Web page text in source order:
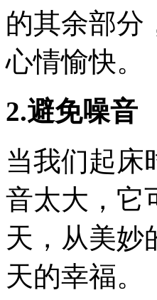
的其余部分
心情愉快。
2.避免噪音
当我们起床
音太大，它
天，从美妙
天的幸福。